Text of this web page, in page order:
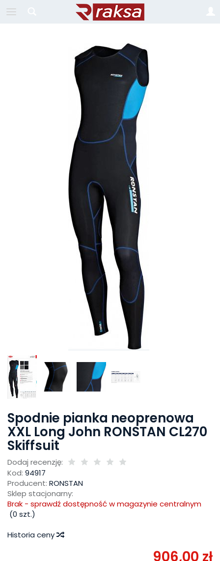
Spodnie pianka neoprenowa
XXL Long John RONSTAN CL270
Skiffsuit
Dodaj recenzję:
Kod: 94917
Producent: RONSTAN
Sklep stacjonarny:
Brak - sprawdź dostępność w magazynie centralnym
(0 szt.)
Historia ceny
906,00 zł